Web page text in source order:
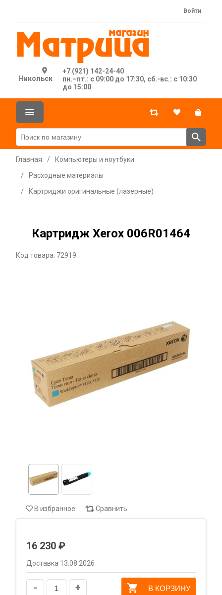
Никольск
+7 (921) 142-24-40
пн.–пт.: с 09:00 до 17:30, сб.-вс.: с 10:30
до 15:00
Войти
Главная /
Компьютеры и ноутбуки
/
Расходные материалы
/
Картриджи оригинальные (лазерные)
Картридж Xerox 006R01464
Код товара: 72919
В избранное Сравнить
16 230 ₽
Доставка 13.08.2026
- + В КОРЗИНУ